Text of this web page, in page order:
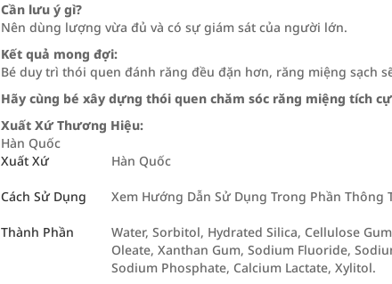
Cần lưu ý gì?
Nên dùng lượng vừa đủ và có sự giám sát của người lớn.
Kết quả mong đợi:
Bé duy trì thói quen đánh răng đều đặn hơn, răng miệng sạch
Hãy cùng bé xây dựng thói quen chăm sóc răng miệng tích
Xuất Xứ Thương Hiệu:
Hàn Quốc
Xuất Xứ
Hàn Quốc
Cách Sử Dụng Xem Hướng Dẫn Sử Dụng Trong Phần Thông
Thành Phần
Water, Sorbitol, Hydrated Silica, Cellulose
Oleate, Xanthan Gum, Sodium Fluoride,
Sodium Phosphate, Calcium Lactate, Xylitol.